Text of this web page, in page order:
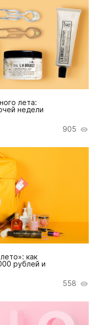
лета:
недели
905
как
рублей и
558